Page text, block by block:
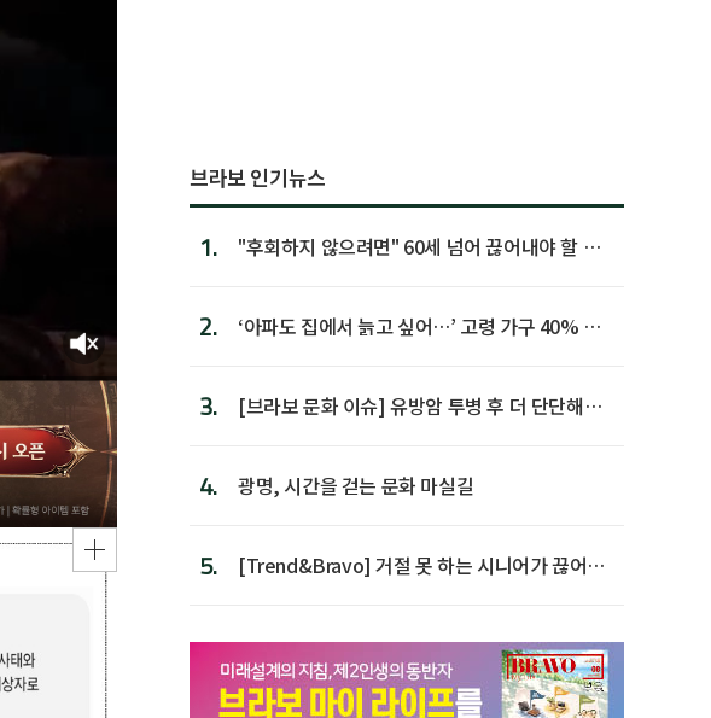
브라보 인기뉴스
1.
"후회하지 않으려면" 60세 넘어 끊어내야 할 사
2.
‘아파도 집에서 늙고 싶어…’ 고령 가구 40% 노
3.
[브라보 문화 이슈] 유방암 투병 후 더 단단해진
4. 광명, 시간을 걷는 문화 마실길
5.
[Trend&Bravo] 거절 못 하는 시니어가 끊어야